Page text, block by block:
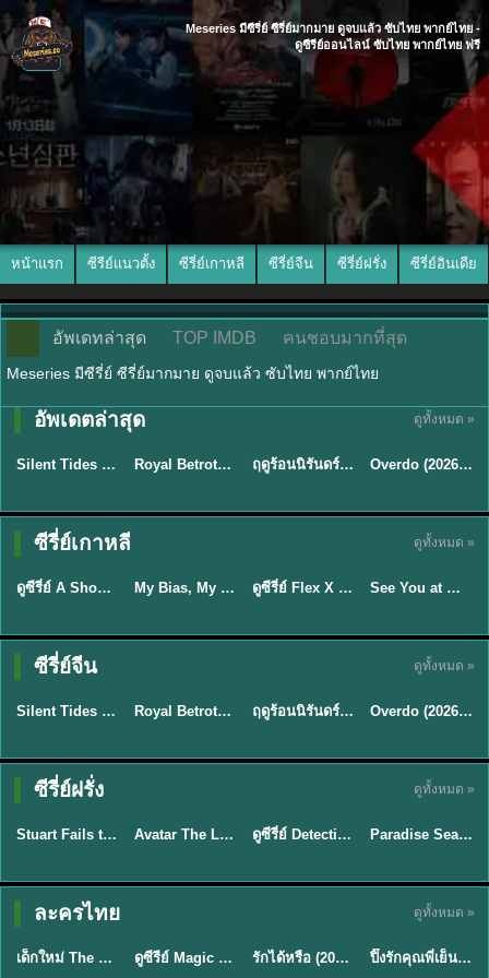
Meseries มีซีรี่ย์ ซีรี่ย์มากมาย ดูจบแล้ว ซับไทย พากย์ไทย -
ดูซีรีย์ออนไลน์ ซับไทย พากย์ไทย ฟรี
หน้าแรก ซีรีย์แนวตั้ง ซีรี่ย์เกาหลี ซีรี่ย์จีน ซีรี่ย์ฝรั่ง ซีรี่ย์อินเดีย
อัพเดทล่าสุด TOP IMDB คนชอบมากที่สุด
Meseries มีซีรี่ย์ ซีรี่ย์มากมาย ดูจบแล้ว ซับไทย พากย์ไทย
อัพเดตล่าสุด ดูทั้งหมด »
★9.5
พากย์ไทย
Silent Tides คลื่นลมลวง (2025) พากย์ไทย ซับไทย EP.1-31 ★9 Royal Betrothal (2026) สัญญาวิวาห์แห่งราชวงศ์ พากย์ไทย ซับไทย EP1-32 ★8.8 ฤดูร้อนนิรันดร์ (2026) Never-Ending Summer พากย์ไทย EP.1-29
ซับไทย
Overdo (2026) รักเกินแค้น พากย์ไทย ซับไทย EP1-33 (จบ)
ซีรี่ย์เกาหลี ดูทั้งหมด »
★8 EP.16
พากย์ไทย
TH EP. 16
ดูซีรี่ย์ A Shop for Killers 2 ร้านลับนักฆ่า ซีซัน 2 (2026) ซับไทย-พากย์ไทย My Bias, My Boss เมื่อเมนฉันเป็นประธานบริษัท (2026) พากย์ไทย ซับไทย EP.1-12 ★8 EP.16
Sub EP. 16 | TH
ดูซีรี่ย์ Flex X Cop คุณชายสายสืบ (2024) พากย์ไทย-ซับไทย EP.1-16 (จบ) ★9
ซับไทย | พากย์
Sub EP. 8 | TH
See You at Work Tomorrow! เจอกันที่ออฟฟิศพรุ่งนี้นะ พากย์ไทย
ซีรี่ย์จีน ดูทั้งหมด »
★9.5
พากย์ไทย
Silent Tides คลื่นลมลวง (2025) พากย์ไทย ซับไทย EP.1-31 ★9 Royal Betrothal (2026) สัญญาวิวาห์แห่งราชวงศ์ พากย์ไทย ซับไทย EP1-32 ★8.8 ฤดูร้อนนิรันดร์ (2026) Never-Ending Summer พากย์ไทย EP.1-29
ซับไทย
Overdo (2026) รักเกินแค้น พากย์ไทย ซับไทย EP1-33 (จบ)
ซีรี่ย์ฝรั่ง ดูทั้งหมด »
★8.8 EP.2
พากย์ไทย
TH EP. 2
Stuart Fails to Save the Universe (2026) สจ๊วตล่มแผนกู้จักรวาล พากย์ไทย EP1-10 ★7.8 EP.7Avatar The Last Airbender 2 เณรน้อยเจ้าอภินิหาร พากย์ไทย EP.9ดูซีรี่ย์ Detective Hole (2026) พากย์ไทย HD ฟรี อัปเดตล่าสุด Netflix EP.8
พากย์ไทย
Paradise Season 2 (2026) พากย์ไทย EP1-8 ดูซีรี่ย์ฝรั่ง HD ครบทุกตอน
ละครไทย ดูทั้งหมด »
★ 8 EP.6
พากย์ไทย
เด็กใหม่ The Reset 2026 EP1-6 พากย์ไทย ดูซีรี่ย์ Netflix ล่าสุด HD ดูซีรีย์ Magic Move (2026) ทำนายทายรัก Thai EP.1-10 HD รักได้หรือ (2026) YOUNG Let's Begin Again พากย์ไทย EP.1-19 ★8
พากย์ไทย
ปิ๊งรักคุณพี่เย็นชา (2026) Frozen Valentine EP.1-10 (จบ)